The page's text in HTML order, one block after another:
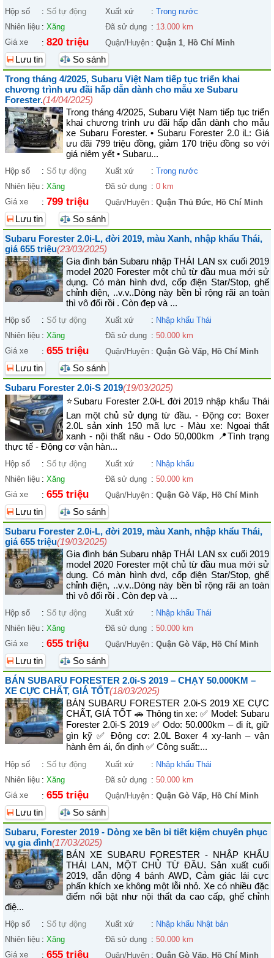
Hộp số : Số tự động Xuất xứ : Trong nước
Nhiên liệu : Xăng Đã sử dụng : 13.000 km
Giá xe
: 820 triệu Quận/Huyện : Quận 1, Hồ Chí Minh
Lưu tin
So sánh
Trong tháng 4/2025, Subaru Việt Nam tiếp tục triển khai
chương trình ưu đãi hấp dẫn dành cho mẫu xe Subaru
Forester.(14/04/2025)
Trong tháng 4/2025, Subaru Việt Nam tiếp tục triển
khai chương trình ưu đãi hấp dẫn dành cho mẫu
xe Subaru Forester. • Subaru Forester 2.0 iL: Giá
ưu đãi 799 triệu đồng, giảm 170 triệu đồng so với
giá niêm yết • Subaru...
Hộp số : Số tự động Xuất xứ : Trong nước
Nhiên liệu : Xăng Đã sử dụng : 0 km
Giá xe
: 799 triệu Quận/Huyện : Quận Thủ Đức, Hồ Chí Minh
Lưu tin
So sánh
Subaru Forester 2.0i-L, đời 2019, màu Xanh, nhập khẩu Thái,
giá 655 triệu(23/03/2025)
Gia đình bán Subaru nhập THÁI LAN sx cuối 2019
model 2020 Forester một chủ từ đầu mua mới sử
dụng. Có màn hình dvd, cốp điện Star/Stop, ghế
chỉnh điện, ..v.v..Dòng này bền bỉ rộng rãi an toàn
thì vô đối rồi . Còn đẹp và ...
Hộp số : Số tự động Xuất xứ : Nhập khẩu Thái
Nhiên liệu : Xăng Đã sử dụng : 50.000 km
Giá xe
: 655 triệu Quận/Huyện : Quận Gò Vấp, Hồ Chí Minh
Lưu tin
So sánh
Subaru Forester 2.0i-S 2019(19/03/2025)
⭐Subaru Forester 2.0i-L đời 2019 nhập khẩu Thái
Lan một chủ sử dụng từ đầu. - Động cơ: Boxer
2.0L sản xinh 150 mã lực - Màu xe: Ngoại thất
xanh - nội thất nâu - Odo 50,000km 📍Tình trạng
thực tế - Động cơ vận hàn...
Hộp số : Số tự động Xuất xứ : Nhập khẩu
Nhiên liệu : Xăng Đã sử dụng : 50.000 km
Giá xe
: 655 triệu Quận/Huyện : Quận Gò Vấp, Hồ Chí Minh
Lưu tin
So sánh
Subaru Forester 2.0i-L, đời 2019, màu Xanh, nhập khẩu Thái,
giá 655 triệu(19/03/2025)
Gia đình bán Subaru nhập THÁI LAN sx cuối 2019
model 2020 Forester một chủ từ đầu mua mới sử
dụng. Có màn hình dvd, cốp điện Star/Stop, ghế
chỉnh điện, ..v.v..Dòng này bền bỉ rộng rãi an toàn
thì vô đối rồi . Còn đẹp và ...
Hộp số : Số tự động Xuất xứ : Nhập khẩu Thái
Nhiên liệu : Xăng Đã sử dụng : 50.000 km
Giá xe
: 655 triệu Quận/Huyện : Quận Gò Vấp, Hồ Chí Minh
Lưu tin
So sánh
BÁN SUBARU FORESTER 2.0i-S 2019 – CHẠY 50.000KM –
XE CỰC CHẤT, GIÁ TỐT(18/03/2025)
BÁN SUBARU FORESTER 2.0i-S 2019 XE CỰC
CHẤT, GIÁ TỐT 🚗 Thông tin xe: ✅ Model: Subaru
Forester 2.0i-S 2019 ✅ Odo: 50.000km – đi ít, giữ
gìn kỹ ✅ Động cơ: 2.0L Boxer 4 xy-lanh – vận
hành êm ái, ổn định ✅ Công suất:...
Hộp số : Số tự động Xuất xứ : Nhập khẩu Thái
Nhiên liệu : Xăng Đã sử dụng : 50.000 km
Giá xe
: 655 triệu Quận/Huyện : Quận Gò Vấp, Hồ Chí Minh
Lưu tin
So sánh
Subaru, Forester 2019 - Dòng xe bền bỉ tiết kiệm chuyên phục
vụ gia đình(17/03/2025)
BÁN XE SUBARU FORESTER - NHẬP KHẨU
THÁI LAN, MỘT CHỦ TỪ ĐẦU. Sản xuất cuối
2019, dẫn động 4 bánh AWD, Cảm giác lái cực
phấn khích xe không một lỗi nhỏ. Xe có nhiều đặc
điểm nổi bật như nội thất da cao cấp, ghế chỉnh
điệ...
Hộp số : Số tự động Xuất xứ : Nhập khẩu Nhật bản
Nhiên liệu : Xăng Đã sử dụng : 50.000 km
Giá xe
: 655 triệu Quận/Huyện : Quận Gò Vấp, Hồ Chí Minh